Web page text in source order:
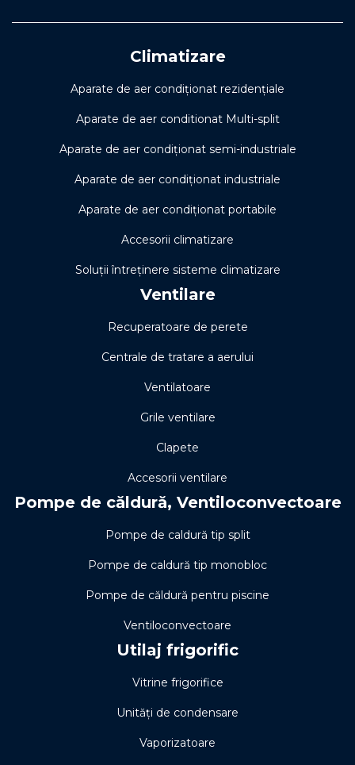
Climatizare
Aparate de aer condiționat rezidențiale
Aparate de aer conditionat Multi-split
Aparate de aer condiționat semi-industriale
Aparate de aer condiționat industriale
Aparate de aer condiționat portabile
Accesorii climatizare
Soluţii întreţinere sisteme climatizare
Ventilare
Recuperatoare de perete
Centrale de tratare a aerului
Ventilatoare
Grile ventilare
Clapete
Accesorii ventilare
Pompe de căldură, Ventiloconvectoare
Pompe de caldură tip split
Pompe de caldură tip monobloc
Pompe de căldură pentru piscine
Ventiloconvectoare
Utilaj frigorific
Vitrine frigorifice
Unități de condensare
Vaporizatoare